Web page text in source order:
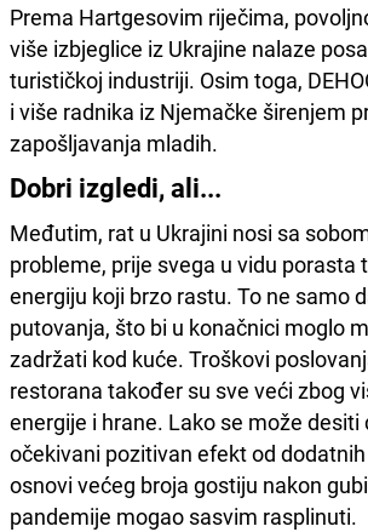
Prema Hartgesovim riječima,
više izbjeglice iz Ukrajine nalaze
turističkoj industriji. Osim toga,
i više radnika iz Njemačke širenjem
zapošljavanja mladih.
Dobri izgledi, ali...
Međutim, rat u Ukrajini nosi sa
probleme, prije svega u vidu porasta
energiju koji brzo rastu. To ne samo
putovanja, što bi u konačnici moglo
zadržati kod kuće. Troškovi
restorana također su sve veći zbog
energije i hrane. Lako se može desiti
očekivani pozitivan efekt od
osnovi većeg broja gostiju nakon
pandemije mogao sasvim rasplinuti.